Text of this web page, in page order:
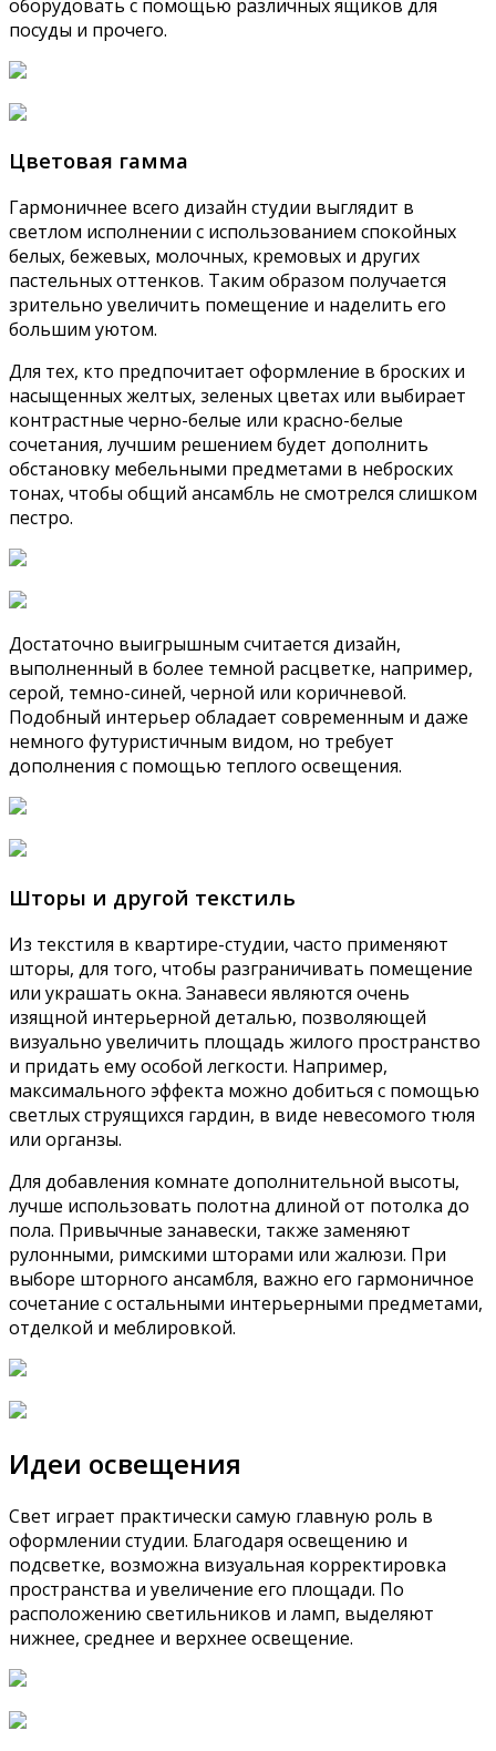
оборудовать с помощью различных ящиков для
посуды и прочего.
Цветовая гамма
Гармоничнее всего дизайн студии выглядит в
светлом исполнении с использованием спокойных
белых, бежевых, молочных, кремовых и других
пастельных оттенков. Таким образом получается
зрительно увеличить помещение и наделить его
большим уютом.
Для тех, кто предпочитает оформление в броских и
насыщенных желтых, зеленых цветах или выбирает
контрастные черно-белые или красно-белые
сочетания, лучшим решением будет дополнить
обстановку мебельными предметами в неброских
тонах, чтобы общий ансамбль не смотрелся слишком
пестро.
Достаточно выигрышным считается дизайн,
выполненный в более темной расцветке, например,
серой, темно-синей, черной или коричневой.
Подобный интерьер обладает современным и даже
немного футуристичным видом, но требует
дополнения с помощью теплого освещения.
Шторы и другой текстиль
Из текстиля в квартире-студии, часто применяют
шторы, для того, чтобы разграничивать помещение
или украшать окна. Занавеси являются очень
изящной интерьерной деталью, позволяющей
визуально увеличить площадь жилого пространство
и придать ему особой легкости. Например,
максимального эффекта можно добиться с помощью
светлых струящихся гардин, в виде невесомого тюля
или органзы.
Для добавления комнате дополнительной высоты,
лучше использовать полотна длиной от потолка до
пола. Привычные занавески, также заменяют
рулонными, римскими шторами или жалюзи. При
выборе шторного ансамбля, важно его гармоничное
сочетание с остальными интерьерными предметами,
отделкой и меблировкой.
Идеи освещения
Свет играет практически самую главную роль в
оформлении студии. Благодаря освещению и
подсветке, возможна визуальная корректировка
пространства и увеличение его площади. По
расположению светильников и ламп, выделяют
нижнее, среднее и верхнее освещение.